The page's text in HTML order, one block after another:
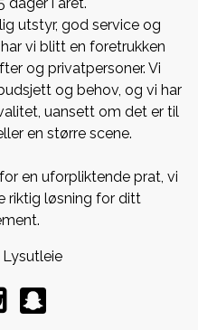
utstyr, god service og
vi blitt en foretrukken
og privatpersoner. Vi
og behov, og vi har
uansett om det er til
en større scene.
for en uforpliktende prat, vi
riktig løsning for ditt